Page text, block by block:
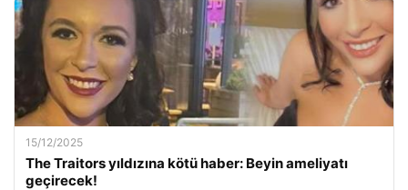
15/12/2025
The Traitors yıldızına kötü haber: Beyin ameliyatı
geçirecek!